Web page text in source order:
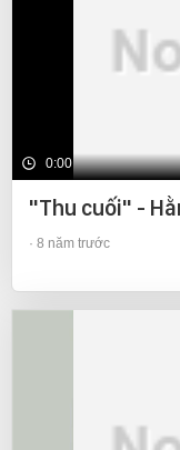
0:00
"Thu cuối" -
8 năm trước